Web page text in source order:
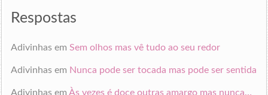
de
Respostas
Adivinhasem Sem olhos mas vê tudo ao seu redor
Adivinhasem Nunca pode ser tocada mas pode ser sentida
Adivinhasem Às vezes é doce outras amargo mas nunca…